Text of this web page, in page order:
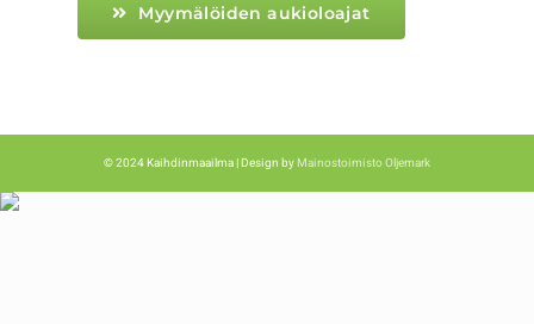
Myymälöiden aukioloajat
© 2024 Kaihdinmaailma | Design by Mainostoimisto Oljemark